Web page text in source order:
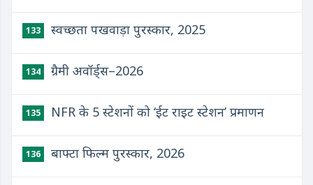
133 स्वच्छता पखवाड़ा पुरस्कार, 2025
134 ग्रैमी अवॉर्ड्स–2026
135 NFR के 5 स्टेशनों को ‘ईट राइट स्टेशन’ प्रमाणन
136 बाफ्टा फिल्म पुरस्कार, 2026